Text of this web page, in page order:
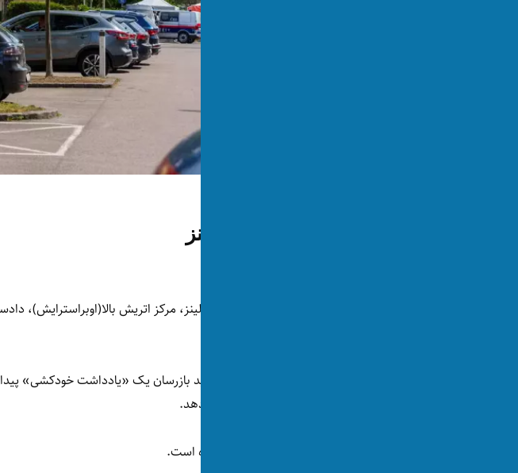
جزئیات تازه از تیراندازی لینز
دو روز پس از فاجعه‌ی مرگبار خانوادگی در شهر لینز، مرکز اتریش بالا(اوبراسترایش)،
دادستانی عمومی روز شنبه(۱۹ ثور/۹ می) می‌گوید بازرسان یک «یادداشت
سرنخ‌هایی از پشت‌پرده‌ی این رویداد به دست دهد.
هنوز محتوای کامل این یادداشت همگانی نشده است.